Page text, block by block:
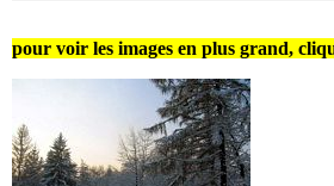
pour voir les images en plus grand,